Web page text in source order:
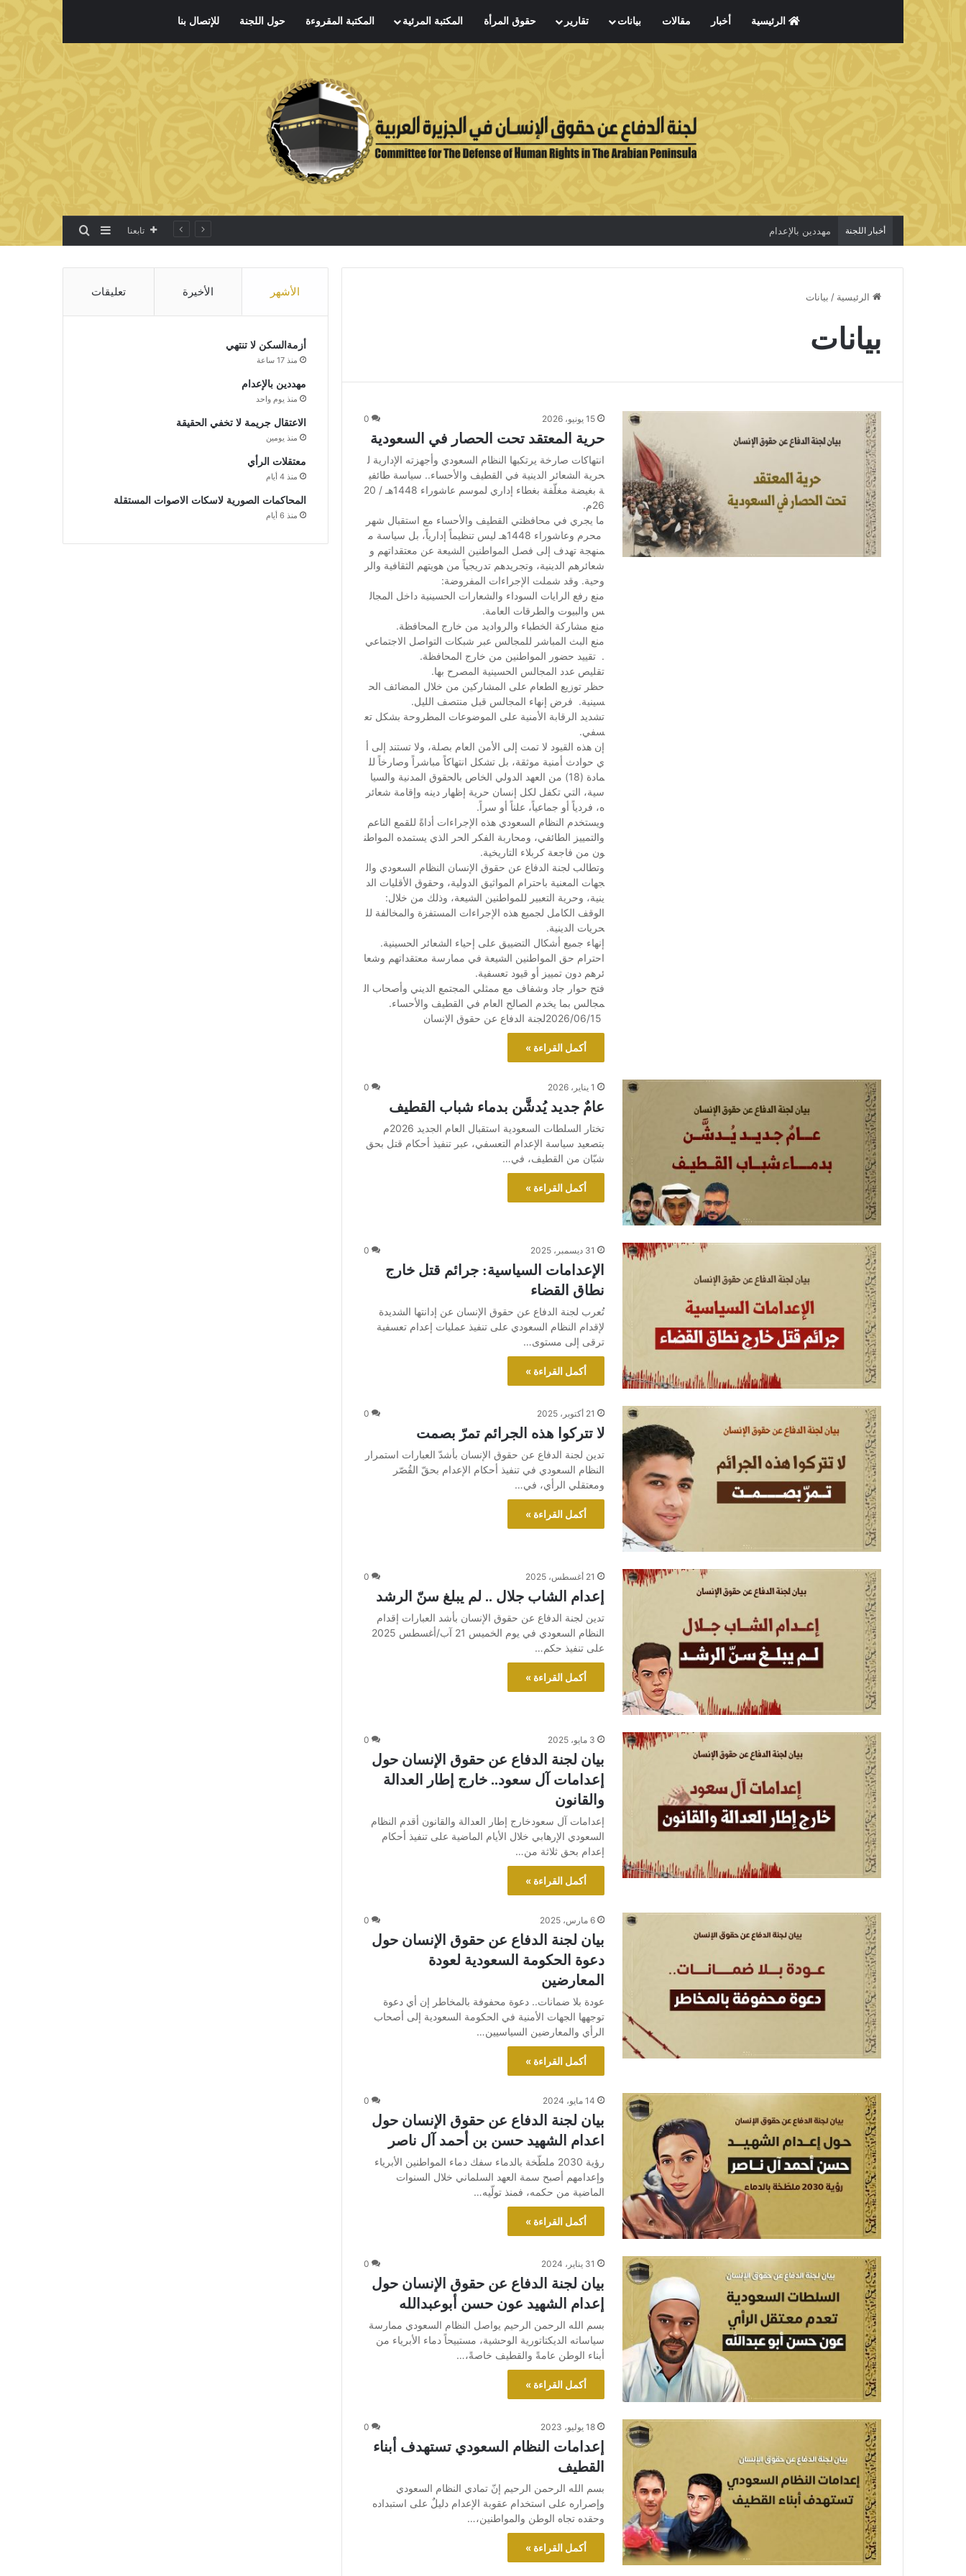
الرئيسية أخبار مقالات بيانات تقارير حقوق المرأة المكتبة المرئية المكتبة المقروءة حول اللجنة للإتصال بنا
أخبار اللجنة الاعتقال جريمة لا تخفي الحقيقة تابعنا إضافة عمود جانبي
بحث عن
الرئيسية / بيانات
بيانات
15 يونيو، 2026 0
حرية المعتقد تحت الحصار في السعودية
انتهاكات صارخة يرتكبها النظام السعودي وأجهزته الإدارية ل
حرية الشعائر الدينية في القطيف والأحساء.. سياسة طائفي
ة بغيضة مغلّفة بغطاء إداري لموسم عاشوراء 1448هـ / 20
26م.
ما يجري في محافظتي القطيف والأحساء مع استقبال شهر
محرم وعاشوراء 1448هـ ليس تنظيماً إدارياً، بل سياسة م
منهجة تهدف إلى فصل المواطنين الشيعة عن معتقداتهم و
شعائرهم الدينية، وتجريدهم تدريجياً من هويتهم الثقافية والر
وحية. وقد شملت الإجراءات المفروضة:
منع رفع الرايات السوداء والشعارات الحسينية داخل المجال
س والبيوت والطرقات العامة.
منع مشاركة الخطباء والرواديد من خارج المحافظة.
منع البث المباشر للمجالس عبر شبكات التواصل الاجتماعي
. تقييد حضور المواطنين من خارج المحافظة.
تقليص عدد المجالس الحسينية المصرح بها.
حظر توزيع الطعام على المشاركين من خلال المضائف الح
سينية. فرض إنهاء المجالس قبل منتصف الليل.
تشديد الرقابة الأمنية على الموضوعات المطروحة بشكل تع
سفي.
إن هذه القيود لا تمت إلى الأمن العام بصلة، ولا تستند إلى أ
ي حوادث أمنية موثقة، بل تشكل انتهاكاً مباشراً وصارخاً لل
مادة (18) من العهد الدولي الخاص بالحقوق المدنية والسيا
سية، التي تكفل لكل إنسان حرية إظهار دينه وإقامة شعائر
ه، فردياً أو جماعياً، علناً أو سراً.
ويستخدم النظام السعودي هذه الإجراءات أداةً للقمع الناعم
والتمييز الطائفي، ومحاربة الفكر الحر الذي يستمده المواطن
ون من فاجعة كربلاء التاريخية.
وتطالب لجنة الدفاع عن حقوق الإنسان النظام السعودي وال
جهات المعنية باحترام المواثيق الدولية، وحقوق الأقليات الد
ينية، وحرية التعبير للمواطنين الشيعة، وذلك من خلال:
الوقف الكامل لجميع هذه الإجراءات المستفزة والمخالفة لل
حريات الدينية.
إنهاء جميع أشكال التضييق على إحياء الشعائر الحسينية.
احترام حق المواطنين الشيعة في ممارسة معتقداتهم وشعا
ئرهم دون تمييز أو قيود تعسفية.
فتح حوار جاد وشفاف مع ممثلي المجتمع الديني وأصحاب ال
مجالس بما يخدم الصالح العام في القطيف والأحساء.
أكمل القراءة »
1 يناير، 2026 0
عامٌ جديد يُدشَّن بدماء شباب القطيف
تختار السلطات السعودية استقبال العام الجديد 2026م
بتصعيد سياسة الإعدام التعسفي، عبر تنفيذ أحكام قتل بحق
شبّان من القطيف، في…
أكمل القراءة »
31 ديسمبر، 2025 0
الإعدامات السياسية: جرائم قتل خارج
نطاق القضاء
تُعرب لجنة الدفاع عن حقوق الإنسان عن إدانتها الشديدة
لإقدام النظام السعودي على تنفيذ عمليات إعدام تعسفية
ترقى إلى مستوى…
أكمل القراءة »
21 أكتوبر، 2025 0
لا تتركوا هذه الجرائم تمرّ بصمت
تدين لجنة الدفاع عن حقوق الإنسان بأشدّ العبارات استمرار
النظام السعودي في تنفيذ أحكام الإعدام بحقّ القُصّر
ومعتقلي الرأي، في…
أكمل القراءة »
21 أغسطس، 2025 0
إعدام الشاب جلال .. لم يبلغ سنّ الرشد
تدين لجنة الدفاع عن حقوق الإنسان بأشد العبارات إقدام
النظام السعودي في يوم الخميس 21 آب/أغسطس 2025
على تنفيذ حكم…
أكمل القراءة »
3 مايو، 2025 0
بيان لجنة الدفاع عن حقوق الإنسان حول
إعدامات آل سعود.. خارج إطار العدالة
والقانون
إعدامات آل سعودخارج إطار العدالة والقانون أقدم النظام
السعودي الإرهابي خلال الأيام الماضية على تنفيذ أحكام
إعدام بحق ثلاثة من…
أكمل القراءة »
6 مارس، 2025 0
بيان لجنة الدفاع عن حقوق الإنسان حول
دعوة الحكومة السعودية لعودة
المعارضين
عودة بلا ضمانات.. دعوة محفوفة بالمخاطر إن أي دعوة
توجهها الجهات الأمنية في الحكومة السعودية إلى أصحاب
الرأي والمعارضين السياسيين…
أكمل القراءة »
14 مايو، 2024 0
بيان لجنة الدفاع عن حقوق الإنسان حول
اعدام الشهيد حسن بن أحمد آل ناصر
رؤية 2030 ملطّخة بالدماء سفك دماء المواطنين الأبرياء
وإعدامهم أصبح سمة العهد السلماني خلال السنوات
الماضية من حكمه، فمنذ تولّيه…
أكمل القراءة »
31 يناير، 2024 0
بيان لجنة الدفاع عن حقوق الإنسان حول
إعدام الشهيد عون حسن أبوعبدالله
بسم الله الرحمن الرحيم يواصل النظام السعودي ممارسة
سياساته الديكتاتورية الوحشية، مستبيحاً دماء الأبرياء من
أبناء الوطن عامةً والقطيف خاصةً،…
أكمل القراءة »
18 يوليو، 2023 0
إعدامات النظام السعودي تستهدف أبناء
القطيف
بسم الله الرحمن الرحيم إنّ تمادي النظام السعودي
وإصراره على استخدام عقوبة الإعدام دليلٌ على استبداده
وحقده تجاه الوطن والمواطنين،…
أكمل القراءة »
الأشهر الأخيرة تعليقات
أزمةالسكن لا تنتهي
منذ 17 ساعة
مهددين بالإعدام
منذ يوم واحد
الاعتقال جريمة لا تخفي الحقيقة
منذ يومين
معتقلات الرأي
منذ 4 أيام
المحاكمات الصورية لاسكات الاصوات المستقلة
منذ 6 أيام